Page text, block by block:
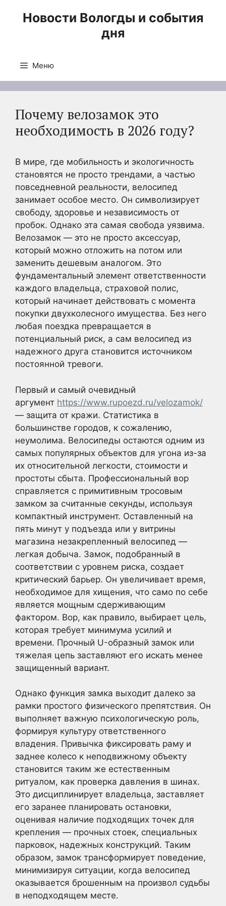
Новости Вологды и события
дня
Меню
Почему велозамок это
необходимость в 2026 году?
В мире, где мобильность и экологичность
становятся не просто трендами, а частью
повседневной реальности, велосипед
занимает особое место. Он символизирует
свободу, здоровье и независимость от
пробок. Однако эта самая свобода уязвима.
Велозамок — это не просто аксессуар,
который можно отложить на потом или
заменить дешевым аналогом. Это
фундаментальный элемент ответственности
каждого владельца, страховой полис,
который начинает действовать с момента
покупки двухколесного имущества. Без него
любая поездка превращается в
потенциальный риск, а сам велосипед из
надежного друга становится источником
постоянной тревоги.
Первый и самый очевидный
аргумент https://www.rupoezd.ru/velozamok/
— защита от кражи. Статистика в
большинстве городов, к сожалению,
неумолима. Велосипеды остаются одним из
самых популярных объектов для угона из-за
их относительной легкости, стоимости и
простоты сбыта. Профессиональный вор
справляется с примитивным тросовым
замком за считанные секунды, используя
компактный инструмент. Оставленный на
пять минут у подъезда или у витрины
магазина незакрепленный велосипед —
легкая добыча. Замок, подобранный в
соответствии с уровнем риска, создает
критический барьер. Он увеличивает время,
необходимое для хищения, что само по себе
является мощным сдерживающим
фактором. Вор, как правило, выбирает цель,
которая требует минимума усилий и
времени. Прочный U-образный замок или
тяжелая цепь заставляют его искать менее
защищенный вариант.
Однако функция замка выходит далеко за
рамки простого физического препятствия. Он
выполняет важную психологическую роль,
формируя культуру ответственного
владения. Привычка фиксировать раму и
заднее колесо к неподвижному объекту
становится таким же естественным
ритуалом, как проверка давления в шинах.
Это дисциплинирует владельца, заставляет
его заранее планировать остановки,
оценивая наличие подходящих точек для
крепления — прочных стоек, специальных
парковок, надежных конструкций. Таким
образом, замок трансформирует поведение,
минимизируя ситуации, когда велосипед
оказывается брошенным на произвол судьбы
в неподходящем месте.